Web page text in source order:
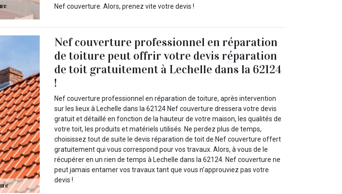
Nef couverture. Alors, prenez vite votre devis !
Nef couverture professionnel en réparation
de toiture peut offrir votre devis réparation
de toit gratuitement à Lechelle dans la 62124
!
Nef couverture professionnel en réparation de toiture, après intervention
sur les lieux à Lechelle dans la 62124 Nef couverture dressera votre devis
gratuit et détaillé en fonction de la hauteur de votre maison, les qualités de
votre toit, les produits et matériels utilisés. Ne perdez plus de temps,
choisissez tout de suite le devis réparation de toit de Nef couverture offert
gratuitement qui vous correspond pour vos travaux. Alors, à vous de le
récupérer en un rien de temps à Lechelle dans la 62124. Nef couverture ne
peut jamais entamer vos travaux tant que vous n’approuviez pas votre
devis !